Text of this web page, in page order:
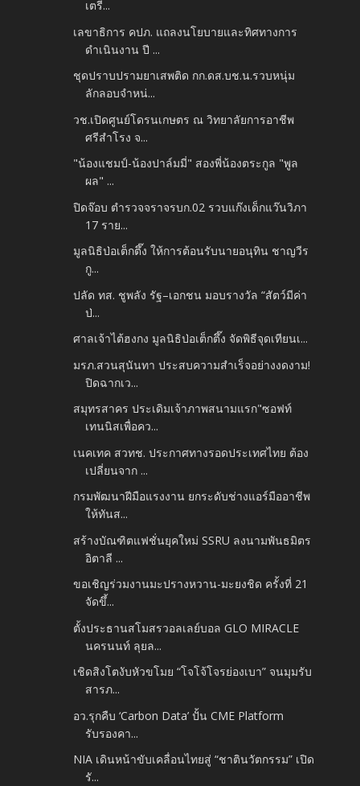
เตรี...
เลขาธิการ คปภ. แถลงนโยบายและทิศทางการ
ดำเนินงาน ปี ...
ชุดปราบปรามยาเสพติด กก.ดส.บช.น.รวบหนุ่ม
ลักลอบจำหน่...
วช.เปิดศูนย์โดรนเกษตร ณ วิทยาลัยการอาชีพ
ศรีสำโรง จ...
"น้องแชมป์-น้องปาล์มมี่" สองพี่น้องตระกูล "พูล
ผล" ...
ปิดจ๊อบ ตำรวจจราจรบก.02 รวบแก๊งเด็กแว๊นวิภา
17 ราย...
มูลนิธิป่อเต็กตึ๊ง ให้การต้อนรับนายอนุทิน ชาญวีร
กู...
ปลัด ทส. ชูพลัง รัฐ–เอกชน มอบรางวัล “สัตว์มีค่า
ป่...
ศาลเจ้าไต้ฮงกง มูลนิธิป่อเต็กตึ๊ง จัดพิธีจุดเทียนเ...
มรภ.สวนสุนันทา ประสบความสำเร็จอย่างงดงาม!
ปิดฉากเว...
สมุทรสาคร ประเดิมเจ้าภาพสนามแรก"ซอฟท์
เทนนิสเพื่อคว...
เนคเทค สวทช. ประกาศทางรอดประเทศไทย ต้อง
เปลี่ยนจาก ...
กรมพัฒนาฝีมือแรงงาน ยกระดับช่างแอร์มืออาชีพ
ให้ทันส...
สร้างบัณฑิตแฟชั่นยุคใหม่ SSRU ลงนามพันธมิตร
อิตาลี ...
ขอเชิญร่วมงานมะปรางหวาน-มะยงชิด ครั้งที่ 21
จัดขึ้...
ตั้งประธานสโมสรวอลเลย์บอล GLO MIRACLE
นครนนท์ ลุยล...
เชิดสิงโตงับหัวขโมย “โจโจ้โจรย่องเบา” จนมุมรับ
สารภ...
อว.รุกคืบ ‘Carbon Data’ ปั้น CME Platform
รับรองคา...
NIA เดินหน้าขับเคลื่อนไทยสู่ “ชาตินวัตกรรม” เปิด
รั...